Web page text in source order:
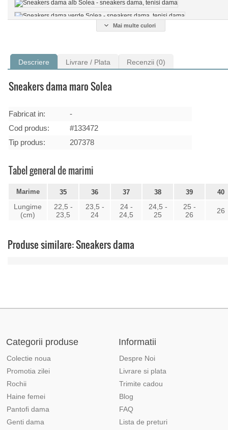
Mai multe culori
Descriere Livrare / Plata Recenzii (0)
Sneakers dama maro Solea
Fabricat in:
-
Cod produs:
#133472
Tip produs:
207378
Tabel general de marimi
Marime 35 36 37 38 39 40
Lungime
(cm)
22,5 -
23,5
23,5 -
24
24 -
24,5
24,5 -
25
25 -
26
26
Produse similare: Sneakers dama
Categorii produse
Colectie noua
Promotia zilei
Rochii
Haine femei
Pantofi dama
Genti dama
Informatii
Despre Noi
Livrare si plata
Trimite cadou
Blog
FAQ
Lista de preturi